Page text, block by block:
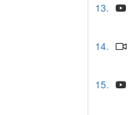
13.
14.
15.